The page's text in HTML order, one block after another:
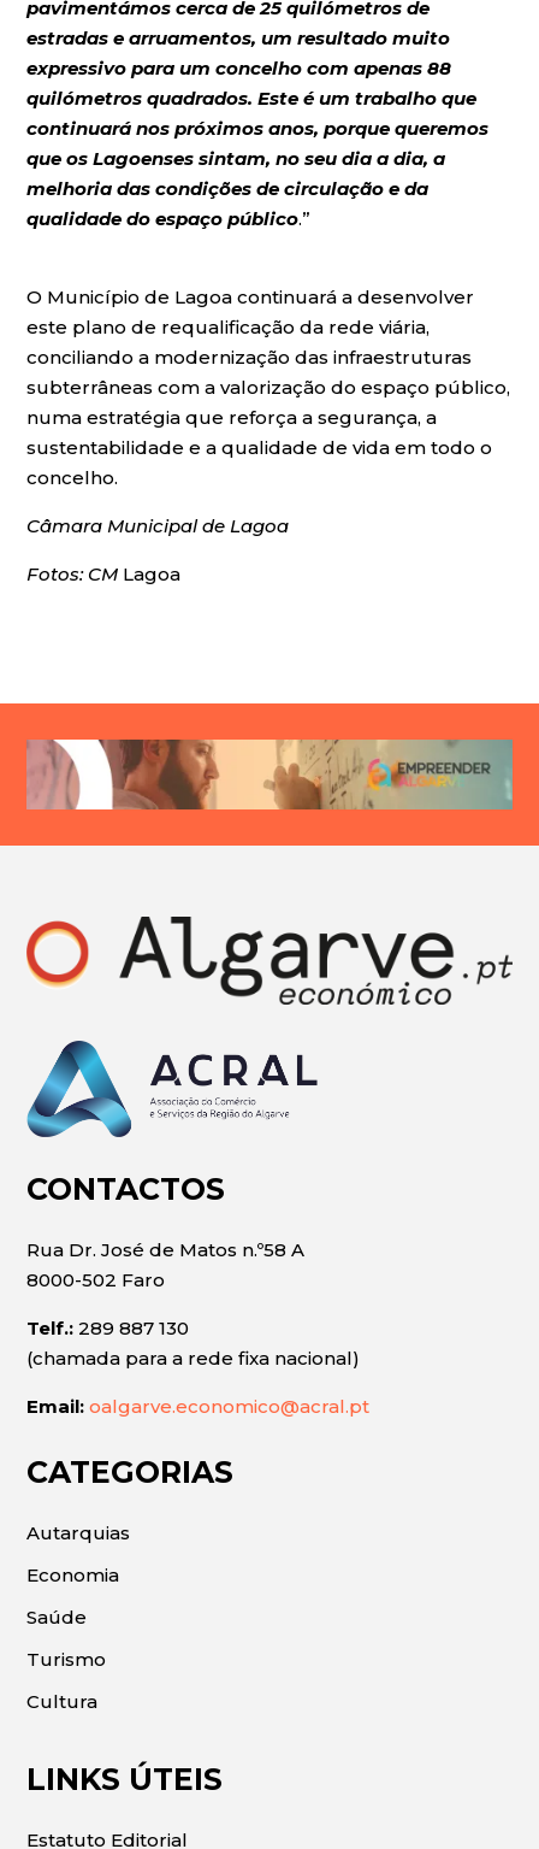
pavimentámos cerca de 25 quilómetros de
estradas e arruamentos, um resultado muito
expressivo para um concelho com apenas 88
quilómetros quadrados. Este é um trabalho que
continuará nos próximos anos, porque queremos
que os Lagoenses sintam, no seu dia a dia, a
melhoria das condições de circulação e da
qualidade do espaço público.”
O Município de Lagoa continuará a desenvolver
este plano de requalificação da rede viária,
conciliando a modernização das infraestruturas
subterrâneas com a valorização do espaço público,
numa estratégia que reforça a segurança, a
sustentabilidade e a qualidade de vida em todo o
concelho.
Câmara Municipal de Lagoa
Fotos: CM Lagoa
CONTACTOS
Rua Dr. José de Matos n.º58 A
8000-502 Faro
Telf.: 289 887 130
(chamada para a rede fixa nacional)
Email: oalgarve.economico@acral.pt
CATEGORIAS
Autarquias
Economia
Saúde
Turismo
Cultura
LINKS ÚTEIS
Estatuto Editorial